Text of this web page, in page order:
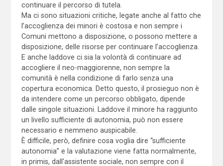
continuare il percorso di tutela.
Ma ci sono situazioni critiche, legate anche al fatto che
l’accoglienza dei minori è costosa e non sempre i
Comuni mettono a disposizione, o possono mettere a
disposizione, delle risorse per continuare l’accoglienza.
E anche laddove ci sia la volontà di continuare ad
accogliere il neo-maggiorenne, non sempre la
comunità è nella condizione di farlo senza una
copertura economica. Detto questo, il prosieguo non è
da intendere come un percorso obbligato, dipende
dalle singole situazioni. Laddove il minore ha raggiunto
un livello sufficiente di autonomia, può non essere
necessario e nemmeno auspicabile.
È difficile, però, definire cosa voglia dire “sufficiente
autonomia” e la valutazione viene fatta normalmente,
in primis, dall’assistente sociale, non sempre con il